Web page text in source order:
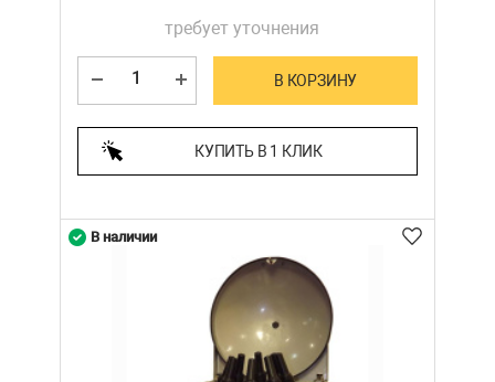
требует уточнения
В КОРЗИНУ
КУПИТЬ В 1 КЛИК
В наличии